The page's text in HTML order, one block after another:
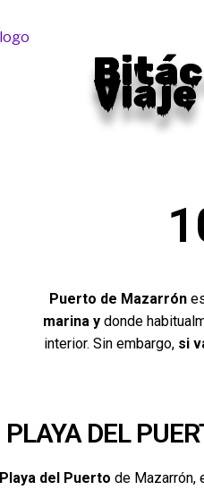
Viaje
Puerto de Mazarrón
marina ydonde
interior. Sin embargo, si
PLAYA DEL
Playa del Puerto de Mazarrón,